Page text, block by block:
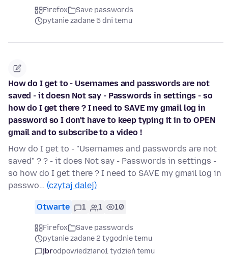
Firefox
Save passwords
pytanie zadane 5 dni temu
How do I get to - Usernames and passwords are not
saved - it doesn Not say - Passwords in settings - so
how do I get there ? I need to SAVE my gmail log in
password so I don't have to keep typing it in to OPEN
gmail and to subscribe to a video !
How do I get to - "Usernames and passwords are not
saved" ? ? - it does Not say - Passwords in settings -
so how do I get there ? I need to SAVE my gmail log in
passwo… (czytaj dalej)
Otwarte 1 1 10
Firefox
Save passwords
pytanie zadane 2 tygodnie temu
jbrodpowiedziano1 tydzień temu